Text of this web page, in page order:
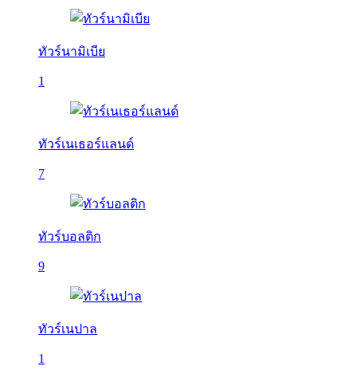
ทัวร์นามิเบีย
1
ทัวร์เนเธอร์แลนด์
7
ทัวร์บอลติก
9
ทัวร์เนปาล
1